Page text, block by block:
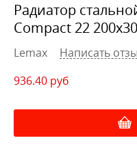
Радиатор
Compact 22
Lemax
Написать
936.40 руб